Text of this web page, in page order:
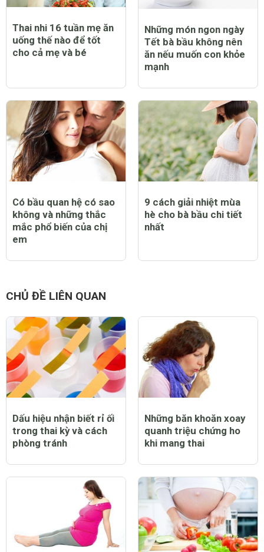
Thai nhi 16 tuần mẹ ăn
uống thế nào để tốt
cho cả mẹ và bé
Những món ngon ngày
Tết bà bầu không nên
ăn nếu muốn con khỏe
mạnh
Có bầu quan hệ có sao
không và những thắc
mắc phổ biến của chị
em
9 cách giải nhiệt mùa
hè cho bà bầu chi tiết
nhất
CHỦ ĐỀ LIÊN QUAN
Dấu hiệu nhận biết rỉ ối
trong thai kỳ và cách
phòng tránh
Những băn khoăn xoay
quanh triệu chứng ho
khi mang thai